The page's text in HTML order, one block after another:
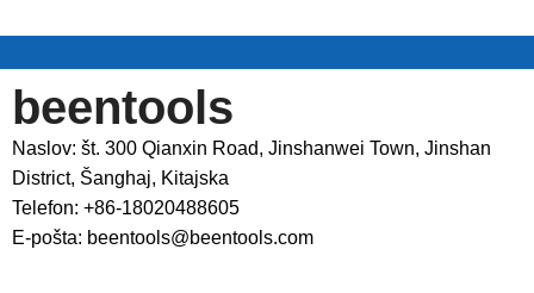
beentools
Naslov: št. 300 Qianxin Road, Jinshanwei Town, Jinshan
District, Šanghaj, Kitajska
Telefon: +86-18020488605
E-pošta: beentools@beentools.com